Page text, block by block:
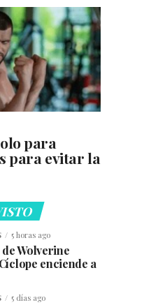
para
para evitar la
5 horas ago
Wolverine
enciende a
5 días ago